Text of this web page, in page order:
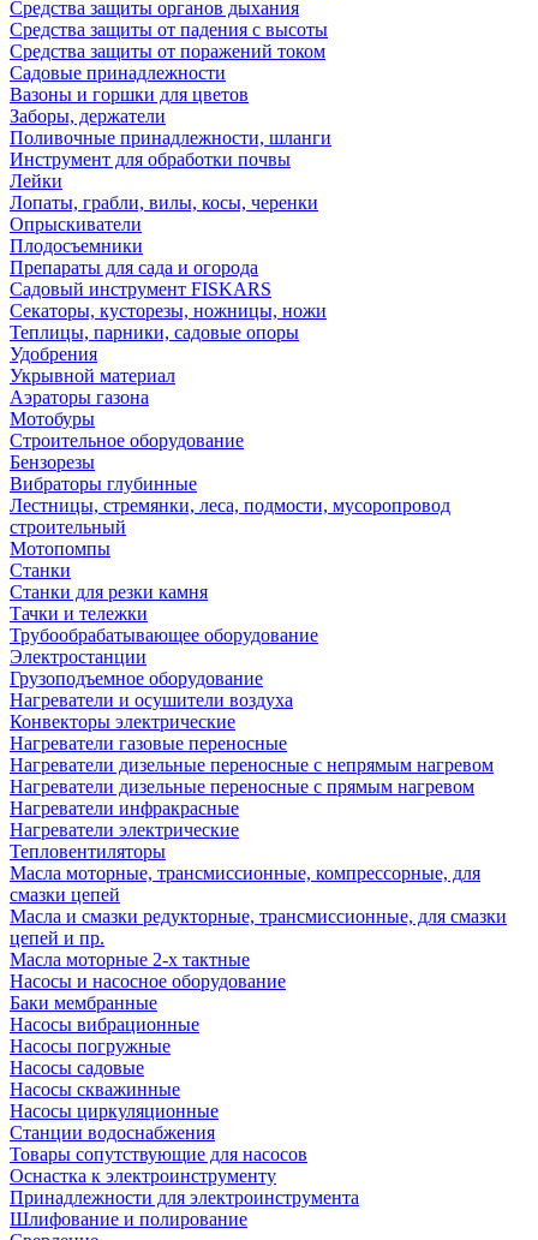
Средства защиты органов дыхания
Средства защиты от падения с высоты
Средства защиты от поражений током
Садовые принадлежности
Вазоны и горшки для цветов
Заборы, держатели
Поливочные принадлежности, шланги
Инструмент для обработки почвы
Лейки
Лопаты, грабли, вилы, косы, черенки
Опрыскиватели
Плодосъемники
Препараты для сада и огорода
Садовый инструмент FISKARS
Секаторы, кусторезы, ножницы, ножи
Теплицы, парники, садовые опоры
Удобрения
Укрывной материал
Аэраторы газона
Мотобуры
Строительное оборудование
Бензорезы
Вибраторы глубинные
Лестницы, стремянки, леса, подмости, мусоропровод
строительный
Мотопомпы
Станки
Станки для резки камня
Тачки и тележки
Трубообрабатывающее оборудование
Электростанции
Грузоподъемное оборудование
Нагреватели и осушители воздуха
Конвекторы электрические
Нагреватели газовые переносные
Нагреватели дизельные переносные с непрямым нагревом
Нагреватели дизельные переносные с прямым нагревом
Нагреватели инфракрасные
Нагреватели электрические
Тепловентиляторы
Масла моторные, трансмиссионные, компрессорные, для
смазки цепей
Масла и смазки редукторные, трансмиссионные, для смазки
цепей и пр.
Масла моторные 2-х тактные
Насосы и насосное оборудование
Баки мембранные
Насосы вибрационные
Насосы погружные
Насосы садовые
Насосы скважинные
Насосы циркуляционные
Станции водоснабжения
Товары сопутствующие для насосов
Оснастка к электроинструменту
Принадлежности для электроинструмента
Шлифование и полирование